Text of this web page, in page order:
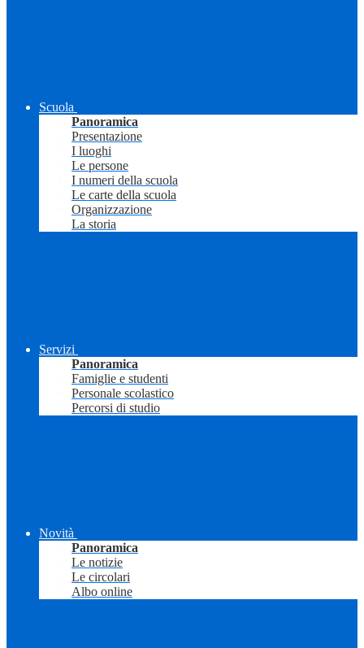
Scuola
Panoramica
Presentazione
I luoghi
Le persone
I numeri della scuola
Le carte della scuola
Organizzazione
La storia
Servizi
Panoramica
Famiglie e studenti
Personale scolastico
Percorsi di studio
Novità
Panoramica
Le notizie
Le circolari
Albo online